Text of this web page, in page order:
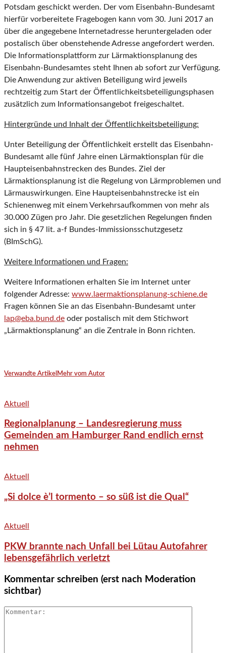
Potsdam geschickt werden. Der vom Eisenbahn-Bundesamt
hierfür vorbereitete Fragebogen kann vom 30. Juni 2017 an
über die angegebene Internetadresse heruntergeladen oder
postalisch über obenstehende Adresse angefordert werden.
Die Informationsplattform zur Lärmaktionsplanung des
Eisenbahn-Bundesamtes steht Ihnen ab sofort zur Verfügung.
Die Anwendung zur aktiven Beteiligung wird jeweils
rechtzeitig zum Start der Öffentlichkeitsbeteiligungsphasen
zusätzlich zum Informationsangebot freigeschaltet.
Hintergründe und Inhalt der Öffentlichkeitsbeteiligung:
Unter Beteiligung der Öffentlichkeit erstellt das Eisenbahn-
Bundesamt alle fünf Jahre einen Lärmaktionsplan für die
Haupteisenbahnstrecken des Bundes. Ziel der
Lärmaktionsplanung ist die Regelung von Lärmproblemen und
Lärmauswirkungen. Eine Haupteisenbahnstrecke ist ein
Schienenweg mit einem Verkehrsaufkommen von mehr als
30.000 Zügen pro Jahr. Die gesetzlichen Regelungen finden
sich in § 47 lit. a-f Bundes-Immissionsschutzgesetz
(BImSchG).
Weitere Informationen und Fragen:
Weitere Informationen erhalten Sie im Internet unter
folgender Adresse: www.laermaktionsplanung-schiene.de
Fragen können Sie an das Eisenbahn-Bundesamt unter
lap@eba.bund.de oder postalisch mit dem Stichwort
„Lärmaktionsplanung“ an die Zentrale in Bonn richten.
Verwandte Artikel Mehr vom Autor
Aktuell
Regionalplanung – Landesregierung muss
Gemeinden am Hamburger Rand endlich ernst
nehmen
Aktuell
„Si dolce è’l tormento – so süß ist die Qual“
Aktuell
PKW brannte nach Unfall bei Lütau Autofahrer
lebensgefährlich verletzt
Kommentar schreiben (erst nach Moderation
sichtbar)